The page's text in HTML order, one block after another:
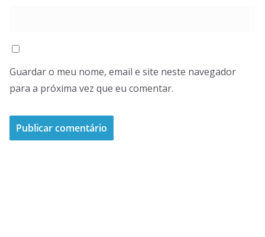
Guardar o meu nome, email e site neste navegador
para a próxima vez que eu comentar.